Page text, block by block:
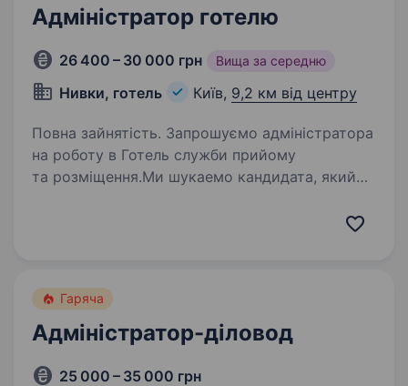
Адміністратор готелю
26 400 – 30 000 грн Вища за середню
Нивки, готель Київ, 9,2 км від центру
Повна зайнятість. Запрошуємо адміністратора
на роботу в Готель служби прийому
та розміщення.Ми шукаемо кандидата, який
Гаряча
Адміністратор-діловод
25 000 – 35 000 грн